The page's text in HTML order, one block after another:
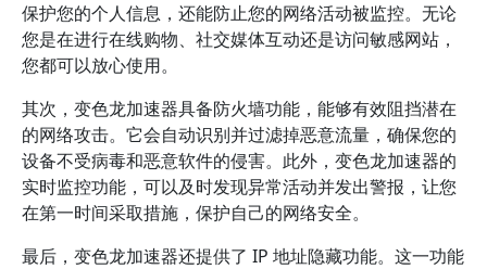
保护您的个人信息，还能防止您的网络活动被监控。无论
您是在进行在线购物、社交媒体互动还是访问敏感网站，
您都可以放心使用。
其次，变色龙加速器具备防火墙功能，能够有效阻挡潜在
的网络攻击。它会自动识别并过滤掉恶意流量，确保您的
设备不受病毒和恶意软件的侵害。此外，变色龙加速器的
实时监控功能，可以及时发现异常活动并发出警报，让您
在第一时间采取措施，保护自己的网络安全。
最后，变色龙加速器还提供了 IP 地址隐藏功能。这一功能